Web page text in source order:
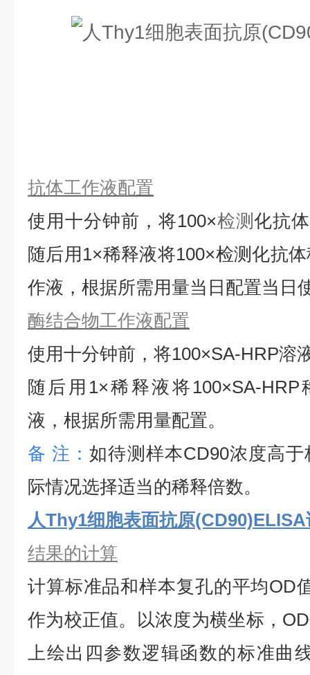
抗体工作液配置
使用十分钟前，将100×检测化抗
随后用1×稀释液将100×检测化抗
作液，根据所需用量当日配置当日
酶结合物工作液配置
使用十分钟前，将100×SA-HRP溶
随后用1×稀释液将100×SA-HRP
液，根据所需用量配置。
备 注：如待测样本CD90浓度高于
际情况选择适当的稀释倍数。
人Thy1细胞表面抗原
结果的计算
计算标准品和样本复孔的平均OD
作为校正值。以浓度为横坐标，
上绘出四参数逻辑函数的标准曲